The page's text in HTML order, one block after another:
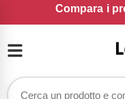
Compara i